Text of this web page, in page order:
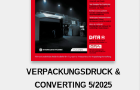
VERPACKUNGSDRUCK &
CONVERTING 5/2025